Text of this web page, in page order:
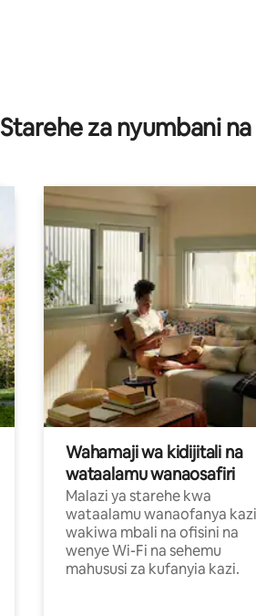
Starehe za nyumbani
Wahamaji wa kidijitali na
wataalamu wanaosafiri
Malazi ya starehe kwa
wataalamu wanaofanya kazi
wakiwa mbali na ofisini na
wenye Wi-Fi na sehemu
mahususi za kufanyia kazi.